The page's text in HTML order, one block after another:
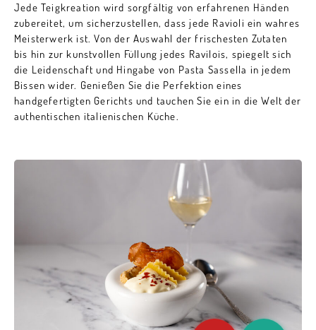
Jede Teigkreation wird sorgfältig von erfahrenen Händen
zubereitet, um sicherzustellen, dass jede Ravioli ein wahres
Meisterwerk ist. Von der Auswahl der frischesten Zutaten
bis hin zur kunstvollen Füllung jedes Ravilois, spiegelt sich
die Leidenschaft und Hingabe von Pasta Sassella in jedem
Bissen wider. Genießen Sie die Perfektion eines
handgefertigten Gerichts und tauchen Sie ein in die Welt der
authentischen italienischen Küche.